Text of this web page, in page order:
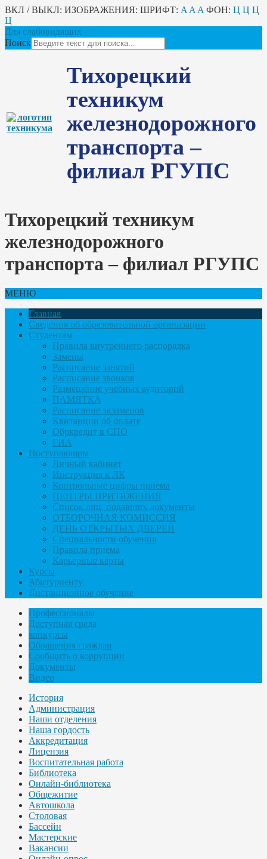
ВКЛ / ВЫКЛ: ИЗОБРАЖЕНИЯ: ШРИФТ: A A A ФОН: Ц Ц Ц
Ц
Для слабовидящих
Поиск
Тихорецкий
техникум
железнодорожного
транспорта –
филиал РГУПС
Тихорецкий техникум
железнодорожного
транспорта – филиал РГУПС
МЕНЮ
Главная
Сведения об образовательной организации
Студентам
Правила внутреннего распорядка
Замены
Расписание занятий
Расписание звонков
Размещение учебных аудиторий
ПАМЯТКА
Расписание экзаменов
Квитанции об оплате
Обркредит в СПО
ГИА
Поступающим
Личный кабинет
Инструкция к ЛК
Контрольные цифры приема
ЦЕНТРЫ ПРИТЯЖЕНИЯ
Список лиц, подавших документы
ОТБОРОЧНАЯ КОМИССИЯ
ДЕНЬ ОТКРЫТЫХ ДВЕРЕЙ
Специальности обучения
Правила приема
Карьерные карты
Курсы
Абитуриенту
Дистанционное обучение
Профессионалы
Доступная среда
конкурсы
Обращения граждан
Сообщить о коррупции
Документы
Видео
История
Администрация
Наши отделения
Наша гордость
Аккредитация
Лицензия
Воспитательная работа
Библиотека
Онлайн-библиотека
Общежитие
Автошкола
Столовая
Бассейн
Мастерские
Вакансии